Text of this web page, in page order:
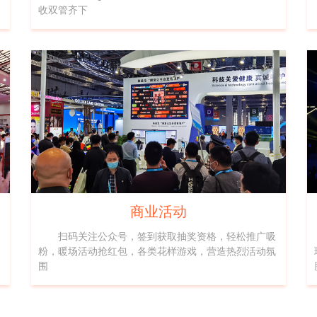
收双管齐下
商业活动
扫码关注公众号，签到获取抽奖资格，轻松推广吸
粉，暖场活动抢红包，各类花样游戏，营造热烈活动氛
围